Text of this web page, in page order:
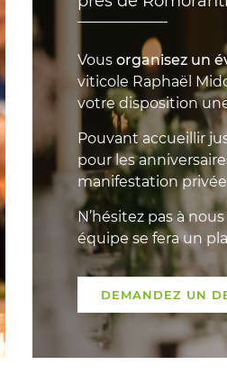
Vousorganisez un
viticole Raphaël
votre disposition
Pouvant accueillir
pour les
manifestation
N’hésitez pas à
équipe se fera un
DEMANDEZ UN